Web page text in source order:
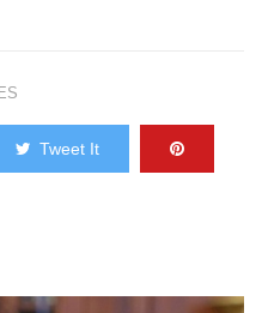
Tweet It